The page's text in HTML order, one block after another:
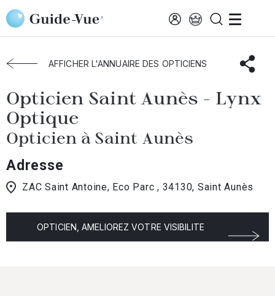
Aller au contenu principal
Accueil Choisir mon opticien
Saint-Aunes
Opticien Saint Aunès
AFFICHER L'ANNUAIRE DES OPTICIENS
Opticien Saint Aunès - Lynx
Optique
Opticien à Saint Aunès
Adresse
ZAC Saint Antoine, Eco Parc , 34130, Saint Aunès
OPTICIEN, AMELIOREZ VOTRE VISIBILITE